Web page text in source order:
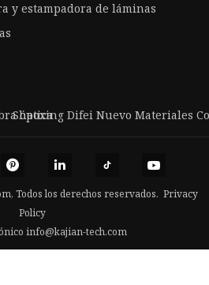
y estampadora de láminas
óptica
Shaoxing Difei Nuevo Materiales
Todos los derechos reservados. Privacy
Policy
info@kajian-tech.com